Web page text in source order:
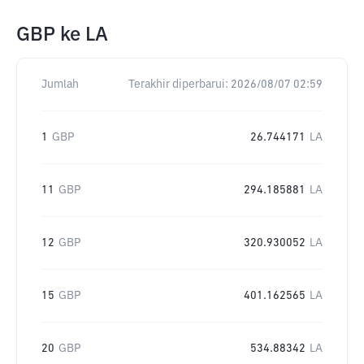
GBP ke LA
Jumlah Terakhir diperbarui: 2026/08/07 02:59
1 GBP 26.744171 LA
11 GBP 294.185881 LA
12 GBP 320.930052 LA
15 GBP 401.162565 LA
20 GBP 534.88342 LA